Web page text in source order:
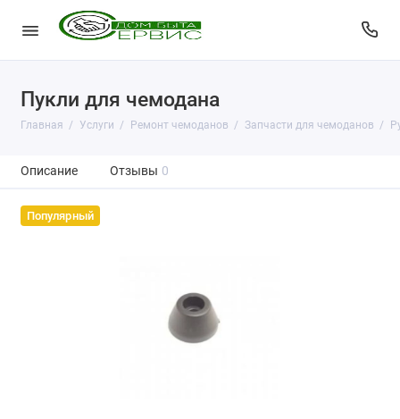
Пукли для чемодана
Главная Услуги Ремонт чемоданов Запчасти для чемоданов
Описание Отзывы 0
Популярный